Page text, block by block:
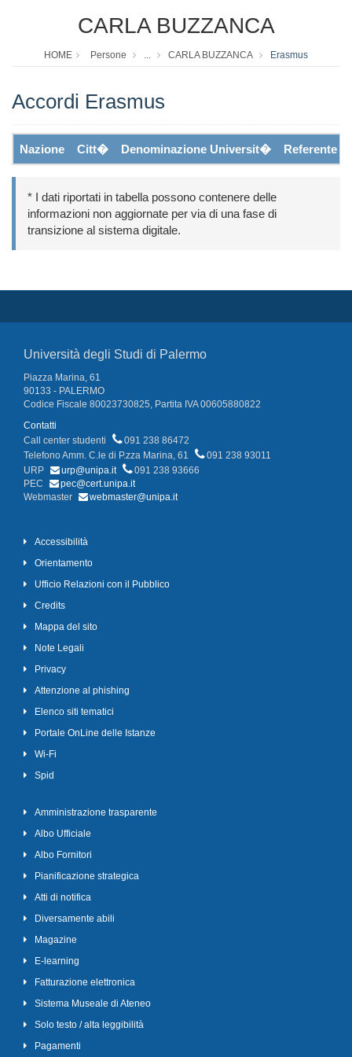
CARLA BUZZANCA
HOME Persone ... CARLA BUZZANCA Erasmus
Accordi Erasmus
Nazione Citt� Denominazione Universit� Referente
* I dati riportati in tabella possono contenere delle
informazioni non aggiornate per via di una fase di
transizione al sistema digitale.
Università degli Studi di Palermo
Piazza Marina, 61
90133 - PALERMO
Codice Fiscale 80023730825, Partita IVA 00605880822
Contatti
Call center studenti
091 238 86472
Telefono Amm. C.le di P.zza Marina, 61
091 238 93011
URP
urp@unipa.it
091 238 93666
PEC
pec@cert.unipa.it
Webmaster
webmaster@unipa.it
Accessibilità
Orientamento
Ufficio Relazioni con il Pubblico
Credits
Mappa del sito
Note Legali
Privacy
Attenzione al phishing
Elenco siti tematici
Portale OnLine delle Istanze
Wi-Fi
Spid
Amministrazione trasparente
Albo Ufficiale
Albo Fornitori
Pianificazione strategica
Atti di notifica
Diversamente abili
Magazine
E-learning
Fatturazione elettronica
Sistema Museale di Ateneo
Solo testo / alta leggibilità
Pagamenti